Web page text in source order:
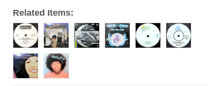
Related Items: